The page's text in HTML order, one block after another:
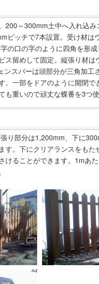
200～300mm土中へ入れ込み
ピッチで7本設置。受け材は
の口の字のように四角を形
ス留めして固定。縦張り材は
ンスバーは頭部分が三角加工
。一部をドアのように開閉で
も重いので頑丈な蝶番を3つ使
り部分は1,200mm、下に
す。下にクリアランスをもた
けることができます。1mあ